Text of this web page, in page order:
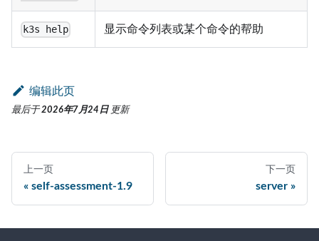
k3s help 显示命令列表或某个命令的帮助
编辑此页
最后于2026年7月24日 更新
上一页
self-assessment-1.9
下一页
server